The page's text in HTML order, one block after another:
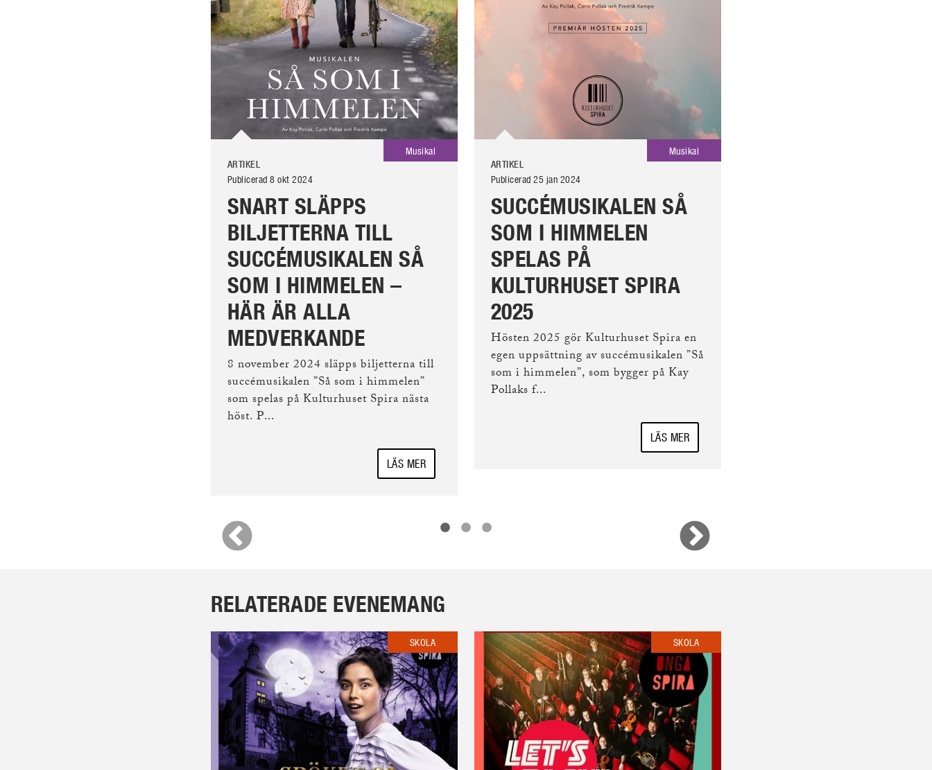
Musikal
ARTIKEL
Publicerad 8 okt 2024
SNART SLÄPPS
BILJETTERNA TILL
SUCCÉMUSIKALEN SÅ
SOM I HIMMELEN –
HÄR ÄR ALLA
MEDVERKANDE
8 november 2024 släpps biljetterna till
succémusikalen ”Så som i himmelen”
som spelas på Kulturhuset Spira nästa
höst. P...
LÄS MER
Musikal
ARTIKEL
Publicerad 25 jan 2024
SUCCÉMUSIKALEN SÅ
SOM I HIMMELEN
SPELAS PÅ
KULTURHUSET SPIRA
2025
Hösten 2025 gör Kulturhuset Spira en
egen uppsättning av succémusikalen ”Så
som i himmelen”, som bygger på Kay
Pollaks f...
LÄS MER
RELATERADE EVENEMANG
SKOLA SKOLA